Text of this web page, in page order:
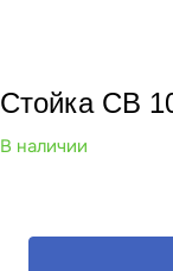
Стойка СВ
В наличии